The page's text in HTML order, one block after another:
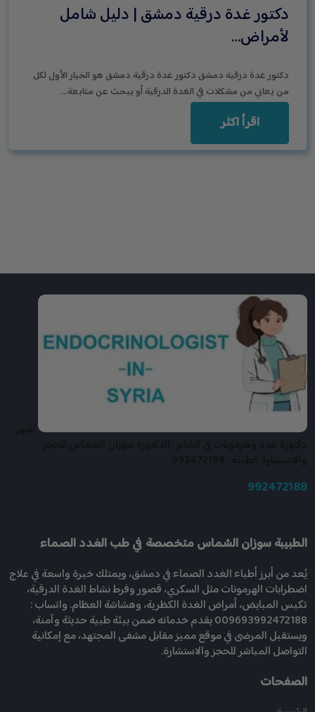
دكتور غدة درقية دمشق | دليل شامل
لأمراض…
دكتور غدة درقية دمشق دكتور غدة درقية دمشق هو الخيار الأول لكل
من يعاني من مشكلات في الغدة الدرقية أو يبحث عن متابعة…
اقرأ اكثر
992472188
الطبيبة سوزان الشماس متخصصة في طب الغدد الصماء
يُعد من أبرز أطباء الغدد الصماء في دمشق، ويمتلك خبرة واسعة في علاج
اضطرابات الهرمونات مثل السكري، قصور وفرط نشاط الغدة الدرقية،
تكيس المبايض، أمراض الغدة الكظرية، وهشاشة العظام. واتساب :
009693992472188 يقدم خدماته ضمن بيئة طبية حديثة وآمنة،
ويستقبل المرضى في موقع مميز مقابل مشفى المجتهد، مع إمكانية
التواصل المباشر للحجز والاستشارة.
الصفحات